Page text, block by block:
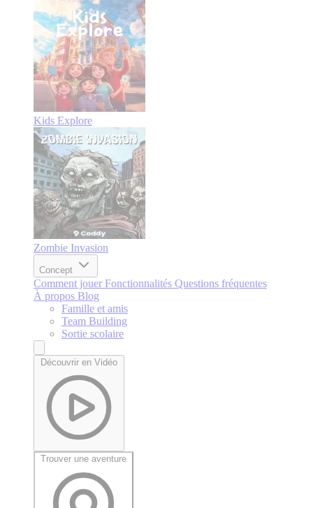
Kids Explore
Zombie Invasion
Concept
Comment jouer Fonctionnalités Questions fréquentes
À propos Blog
Famille et amis
Team Building
Sortie scolaire
Découvrir en Vidéo
Trouver une aventure